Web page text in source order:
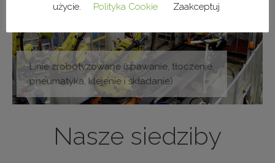
Linie zrobotyzowane (spawanie, tłoczenie,
pneumatyka, klejenie i składanie)
Nasze siedziby
użycie.
Polityka Cookie Zaakceptuj